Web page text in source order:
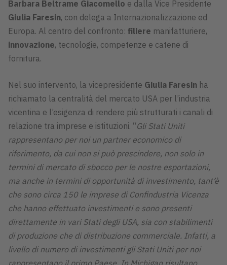
Barbara Beltrame Giacomello e dalla Vice Presidente
Giulia Faresin, con delega a Internazionalizzazione ed
Europa. Al centro del confronto: filiere manifatturiere,
innovazione, tecnologie, competenze e catene di
fornitura.
Nel suo intervento, la vicepresidente Giulia Faresin ha
richiamato la centralità del mercato USA per l’industria
vicentina e l’esigenza di rendere più strutturati i canali di
relazione tra imprese e istituzioni. “Gli Stati Uniti
rappresentano per noi un partner economico di
riferimento, da cui non si può prescindere, non solo in
termini di mercato di sbocco per le nostre esportazioni,
ma anche in termini di opportunità di investimento, tant’è
che sono circa 150 le imprese di Confindustria Vicenza
che hanno effettuato investimenti e sono presenti
direttamente in vari Stati degli USA, sia con stabilimenti
di produzione che di distribuzione commerciale. Infatti, a
livello di numero di investimenti gli Stati Uniti per noi
rappresentano il primo Paese. In Michigan risultano